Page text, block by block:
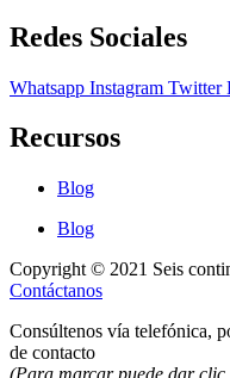
Redes Sociales
Whatsapp Instagram Twitter
Recursos
Blog
Blog
Copyright © 2021 Seis
Contáctanos
Consúltenos vía telefónica,
de contacto